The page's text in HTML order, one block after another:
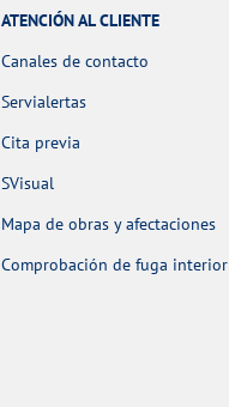
ATENCIÓN AL CLIENTE
Canales de contacto
Servialertas
Cita previa
SVisual
Mapa de obras y afectaciones
Comprobación de fuga interior